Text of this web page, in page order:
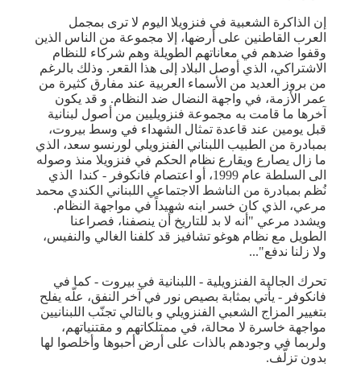
إن الذاكرة الشعبية في فنزويلا اليوم لا ترى بمجمل
العرب القاطنين على أرضها، إلا مجموعة من الناس الذين
وقفوا ضدهم في معاناتهم الطويلة وهم شركاء للنظام
الاشتراكي، الذي أوصل البلاد إلى هذا القعر. وذلك بالرغم
من بروز العديد من الأسماء العربية عند مفارق كثيرة من
عمر الأزمة، في واجهة النضال ضد النظام. و قد يكون
آخرها ما قامت به مجموعة فنزويليين من أصول لبنانية
قبل يومين عند قاعدة تمثال الشهداء في وسط بيروت،
بمبادرة من الطبيب اللبناني الفنزويلي لورنسو سعد، الذي
ما زال يصارع ويقارع نظام الحكم في فنزويلا منذ وصوله
الى السلطة عام 1999، أو اعتصام فانكوفر - كندا الذي
نُظم بمبادرة من الناشط الاجتماعي اللبناني الكندي محمد
مرعي، الذي كان خسر ابنه شهيداً في مواجهة النظام.
ويشدد مرعي "أنه لا بد للتاريخ أن ينصفنا، فصراعنا
الطويل مع نظام هوغو تشافيز قد كلفنا الغالي والنفيس،
ولا زلنا ندفع"...
تحرك الجالية الفنزويلية - اللبنانية في بيروت - كما في
فانكوفر - يأتي بمثابة بصيص نور في آخر النفق، علّه يفلح
بتغيير المزاج الشعبي الفنزويلي و بالتالي تجنّب اللبنانيين
مواجهة خاسرة لا محالة، في ممتلكاتهم و مقتنياتهم،
ولربما في وجودهم بالذات على أرض أحبوها وأخلصوا لها
بدون تزلّف.